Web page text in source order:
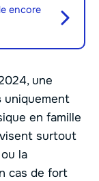
encore
une
uniquement
en famille
surtout
ou la
cas de fort